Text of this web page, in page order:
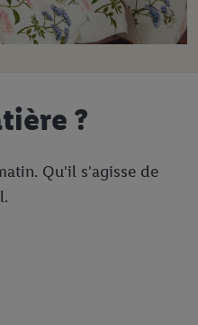
?
Qu'il s'agisse de